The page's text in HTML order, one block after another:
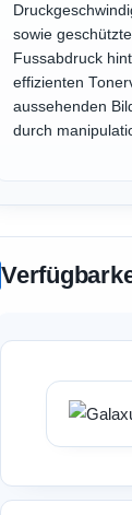
sowie
Fussabdruck
effizienten
aussehenden
durch